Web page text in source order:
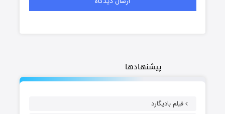
پیشنهادها
فیلم بادیگارد